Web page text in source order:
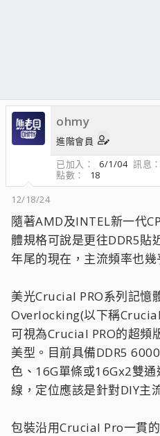
ohmy
進階會員
已加入
6/1/04 訊息
點數
18
12/18/24
隨著AMD及INTEL新一代
體規格可說是更往DDR5貼
年尾的現在，主流頻率也
美光Crucial PRO系列記憶
Overlocking(以下稱
可視為Crucial PRO的超頻
美型。目前具備DDR5
色、16G單條或16Gx2雙
線，定位應該是針對DIY主
包裝沿用Crucial Pro一貫